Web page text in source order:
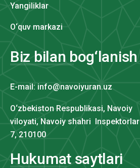
Yangiliklar
O‘quv markazi
Biz bilan bog‘lanish
E-mail: info@navoiyuran.uz
O‘zbekiston Respublikasi, Navoiy
viloyati, Navoiy shahri Inspektorlar
7, 210100
Hukumat saytlari